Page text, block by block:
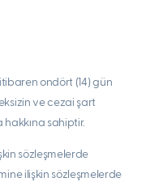
ondört (14) gün
ve cezai şart
sahiptir.
sözleşmelerde
ilişkin sözleşmelerde